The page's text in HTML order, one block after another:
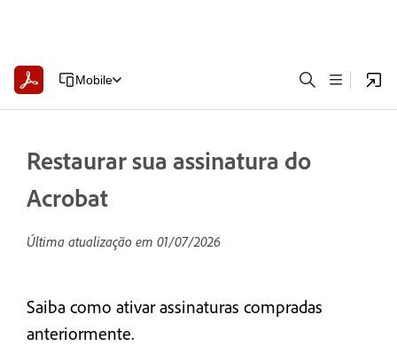
Mobile
Restaurar sua assinatura do
Acrobat
Última atualização em 01/07/2026
Saiba como ativar assinaturas compradas
anteriormente.